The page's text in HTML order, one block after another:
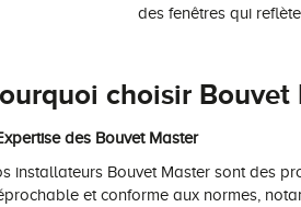
des fenêtres qui
choisir
des Bouvet Master
installateurs Bouvet Master sont des
et conforme aux normes,